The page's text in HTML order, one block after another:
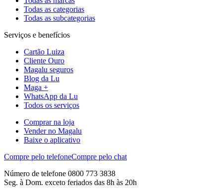
Todas as categorias
Todas as subcategorias
Serviços e benefícios
Cartão Luiza
Cliente Ouro
Magalu seguros
Blog da Lu
Maga +
WhatsApp da Lu
Todos os serviços
Comprar na loja
Vender no Magalu
Baixe o aplicativo
Compre pelo telefoneCompre pelo chat
Número de telefone 0800 773 3838
Seg. à Dom. exceto feriados das 8h às 20h